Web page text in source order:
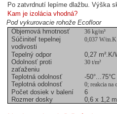
Po zatvrdnutí lepíme dlažbu. Výška
Kam je izolácia vhodná?
Pod vykurovacie rohože Ecofloor
Objemová hmotnosť
36 kg/m³
Súčiniteľ tepelnej
vodivosti
0,037 W/m.K
Tepelný odpor 0 ,27 m².K/
Odolnosť proti
zaťaženiu
30 t/m²
Teplotná odolnosť -50°...75°C
Teplotná odolnosť
0; reakciana
Počet dosiek v balení
6
Rozmer dosky
0,6 x 1,2 m